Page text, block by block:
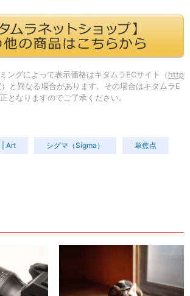
ングによって表示価格はキタムラECサイト（ http
）と異なる場合があります。その場合はキタムラE
となりますのでご了承ください。
| Art シグマ（Sigma） 単焦点